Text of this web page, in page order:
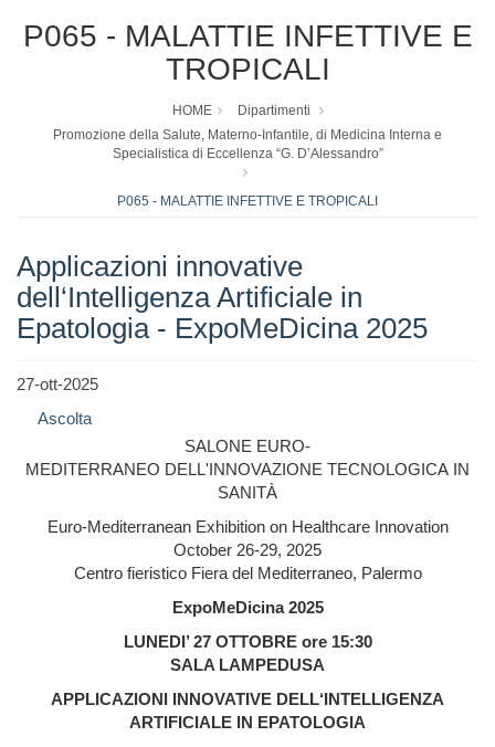
P065 - MALATTIE INFETTIVE E
TROPICALI
HOME
Dipartimenti
Promozione della Salute, Materno-Infantile, di Medicina Interna e
Specialistica di Eccellenza “G. D’Alessandro”
P065 - MALATTIE INFETTIVE E TROPICALI
Applicazioni innovative
dell‘Intelligenza Artificiale in
Epatologia - ExpoMeDicina 2025
27-ott-2025
Ascolta
SALONE EURO-
MEDITERRANEO DELL'INNOVAZIONE TECNOLOGICA IN
SANITÀ
Euro-Mediterranean Exhibition on Healthcare Innovation
October 26-29, 2025
Centro fieristico Fiera del Mediterraneo, Palermo
ExpoMeDicina 2025
LUNEDI’ 27 OTTOBRE ore 15:30
SALA LAMPEDUSA
APPLICAZIONI INNOVATIVE DELL‘INTELLIGENZA
ARTIFICIALE IN EPATOLOGIA